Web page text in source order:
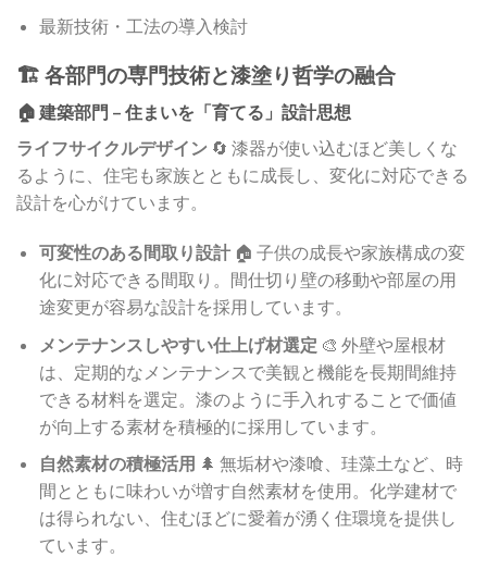
最新技術・工法の導入検討
🏗️ 各部門の専門技術と漆塗り哲学の融合
🏠 建築部門 – 住まいを「育てる」設計思想
ライフサイクルデザイン 🔄 漆器が使い込むほど美しくな
るように、住宅も家族とともに成長し、変化に対応できる
設計を心がけています。
可変性のある間取り設計🏠 子供の成長や家族構成の変
化に対応できる間取り。間仕切り壁の移動や部屋の用
途変更が容易な設計を採用しています。
メンテナンスしやすい仕上げ材選定 🎨 外壁や屋根材
は、定期的なメンテナンスで美観と機能を長期間維持
できる材料を選定。漆のように手入れすることで価値
が向上する素材を積極的に採用しています。
自然素材の積極活用 🌲 無垢材や漆喰、珪藻土など、時
間とともに味わいが増す自然素材を使用。化学建材で
は得られない、住むほどに愛着が湧く住環境を提供し
ています。